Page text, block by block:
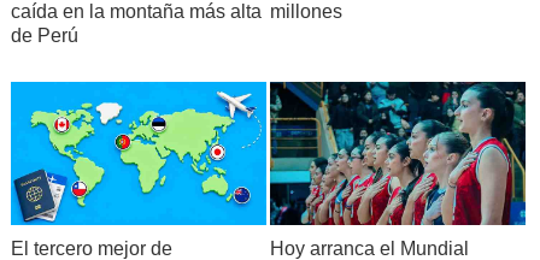
caída en la montaña más alta
de Perú
millones
El tercero mejor de
Hoy arranca el Mundial